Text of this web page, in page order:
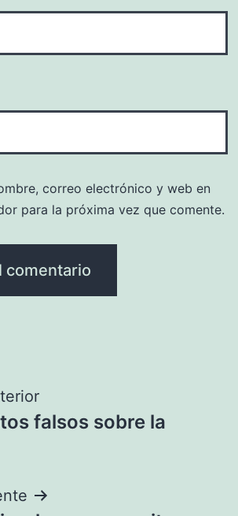
correo electrónico y web en
para la próxima vez que comente.
falsos sobre la